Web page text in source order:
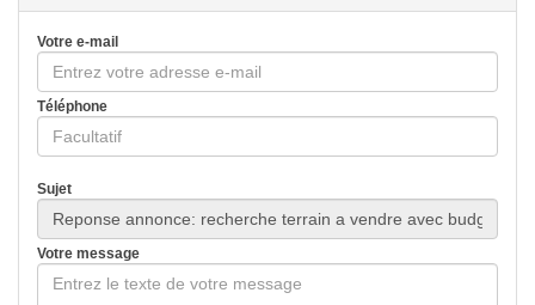
Votre e-mail
Téléphone
Sujet
Votre message